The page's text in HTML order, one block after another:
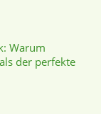
Warum
der perfekte